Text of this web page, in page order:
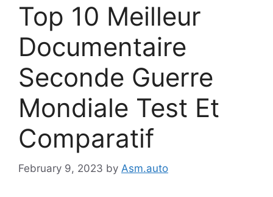
Top 10 Meilleur
Documentaire
Seconde Guerre
Mondiale Test Et
Comparatif
February 9, 2023 by Asm.auto